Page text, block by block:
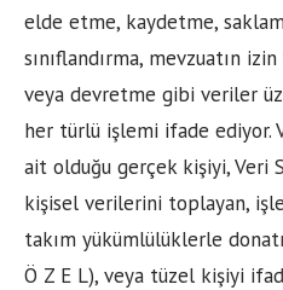
elde etme, kaydetme,
sınıflandırma, mevzuatın
veya devretme gibi veriler
her türlü işlemi ifade ediyor.
ait olduğu gerçek kişiyi, Veri
kişisel verilerini toplayan,
takım yükümlülüklerle
Ö Z E L), veya tüzel kişiyi